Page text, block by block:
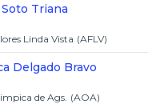
Soto Triana
Linda Vista (AFLV)
Delgado Bravo
de Ags. (AOA)